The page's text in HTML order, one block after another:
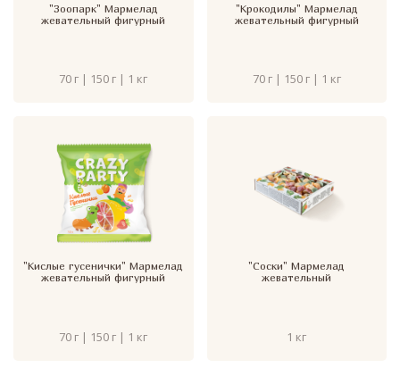
"Зоопарк" Мармелад
жевательный фигурный
70 г | 150 г | 1 кг
"Крокодилы" Мармелад
жевательный фигурный
70 г | 150 г | 1 кг
"Кислые гусенички" Мармелад
жевательный фигурный
70 г | 150 г | 1 кг
"Соски" Мармелад
жевательный
1 кг